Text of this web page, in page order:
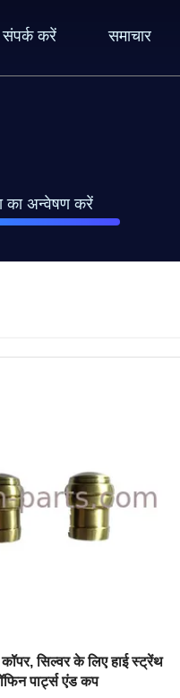
करें समाचार
का अन्वेषण करें
सिल्वर के लिए हाई स्ट्रेंथ
पार्ट्स एंड कप